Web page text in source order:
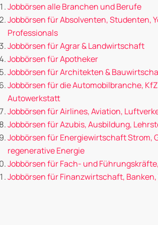
Jobbörsen alle Branchen und Berufe
Jobbörsen für Absolventen, Studenten,
Professionals
Jobbörsen für Agrar & Landwirtschaft
Jobbörsen für Apotheker
Jobbörsen für Architekten &
Jobbörsen für die Automobilbranche,
Autowerkstatt
Jobbörsen für Airlines, Aviation,
Jobbörsen für Azubis, Ausbildung,
Jobbörsen für Energiewirtschaft Strom,
regenerative Energie
Jobbörsen für Fach- und
Jobbörsen für Finanzwirtschaft,